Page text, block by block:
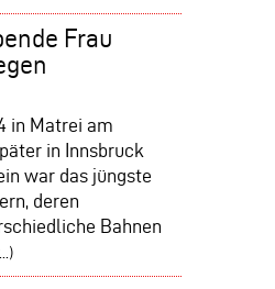
Frau
in Matrei am
in Innsbruck
war das jüngste
deren
Bahnen
...)